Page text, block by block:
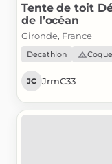
Tente de toit
de l’océan
Gironde, France
Decathlon
JC JrmC33